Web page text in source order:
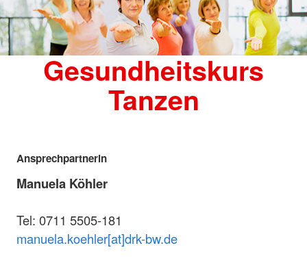
Gesundheitskurs
Tanzen
Ansprechpartnerin
Manuela Köhler
Tel: 0711 5505-181
manuela.koehler[at]drk-bw.de